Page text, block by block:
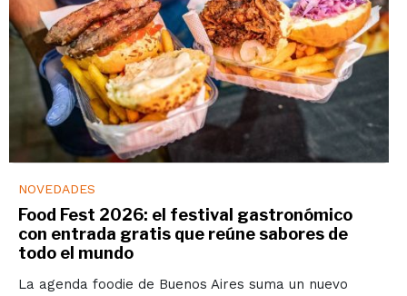
NOVEDADES
Food Fest 2026: el festival gastronómico
con entrada gratis que reúne sabores de
todo el mundo
La agenda foodie de Buenos Aires suma un nuevo